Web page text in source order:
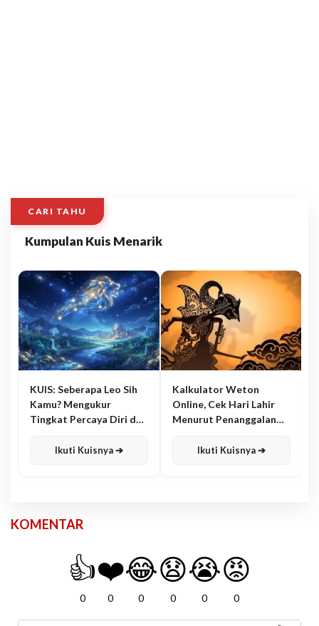
CARI TAHU
Kumpulan Kuis Menarik
KUIS: Seberapa Leo Sih
Kamu? Mengukur
Tingkat Percaya Diri dan
Ikuti Kuisnya ➔
Kalkulator Weton
Online, Cek Hari Lahir
Menurut Penanggalan
Ikuti Kuisnya ➔
KOMENTAR
👍
0
❤️
0
😂
0
😧
0
😭
0
😡
0